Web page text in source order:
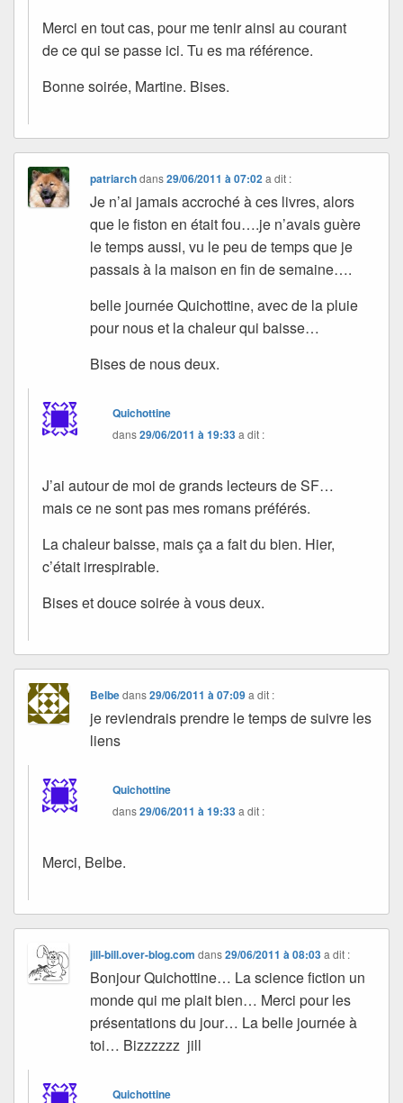
Merci en tout cas, pour me tenir ainsi au courant
de ce qui se passe ici. Tu es ma référence.
Bonne soirée, Martine. Bises.
patriarchdans29/06/2011 à 07:02 a dit :
Je n’ai jamais accroché à ces livres, alors
que le fiston en était fou….je n’avais guère
le temps aussi, vu le peu de temps que je
passais à la maison en fin de semaine….
belle journée Quichottine, avec de la pluie
pour nous et la chaleur qui baisse…
Bises de nous deux.
Quichottine
dans29/06/2011 à 19:33a dit :
J’ai autour de moi de grands lecteurs de SF…
mais ce ne sont pas mes romans préférés.
La chaleur baisse, mais ça a fait du bien. Hier,
c’était irrespirable.
Bises et douce soirée à vous deux.
Belbedans29/06/2011 à 07:09 a dit :
je reviendrais prendre le temps de suivre les
liens
Quichottine
dans29/06/2011 à 19:33a dit :
Merci, Belbe.
jill-bill.over-blog.com dans29/06/2011 à 08:03 a dit :
Bonjour Quichottine… La science fiction un
monde qui me plait bien… Merci pour les
présentations du jour… La belle journée à
toi… Bizzzzzz jill
Quichottine